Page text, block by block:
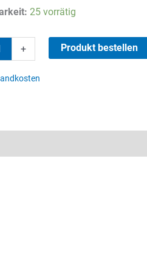
Preis
15,20 €
Preis
13,00 €.
25 vorrätig
+ Produkt bestellen